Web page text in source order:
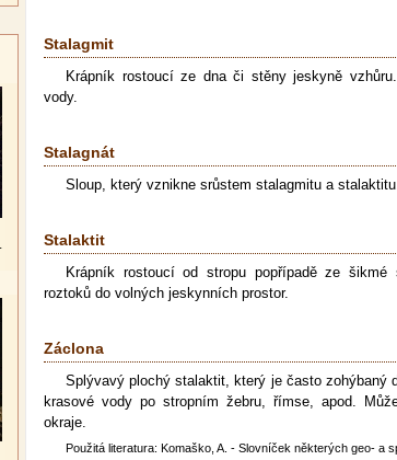
Stalagmit
Krápník rostoucí ze dna či stěny jeskyně
vody.
Stalagnát
Sloup, který vznikne srůstem stalagmitu a
Stalaktit
Krápník rostoucí od stropu popřípadě ze
roztoků do volných jeskynních prostor.
Záclona
Splývavý plochý stalaktit, který je často zohýbaný
krasové vody po stropním žebru, římse, apod.
okraje.
Použitá literatura: Komaško, A. - Slovníček některých geo- a